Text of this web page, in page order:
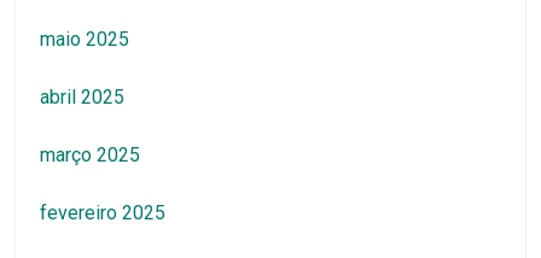
maio 2025
abril 2025
março 2025
fevereiro 2025